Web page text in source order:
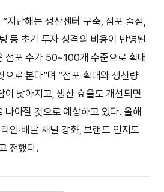
지난해는 생산센터 구축, 점포 출점,
등 초기 투자 성격의 비용이 반영된
점포 수가 50~100개 수준으로 확대
으로 본다”며 “점포 확대와 생산량
이 낮아지고, 생산 효율도 개선되면
나아질 것으로 예상하고 있다. 올해
인·배달 채널 강화, 브랜드 인지도
전했다.